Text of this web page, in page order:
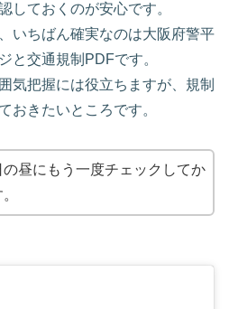
しておくのが安心です。
いちばん確実なのは大阪府警平
と交通規制PDFです。
気把握には役立ちますが、規制
おきたいところです。
昼にもう一度チェックしてか